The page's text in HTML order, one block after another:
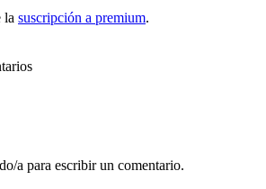
la suscripción a premium.
a para escribir un comentario.